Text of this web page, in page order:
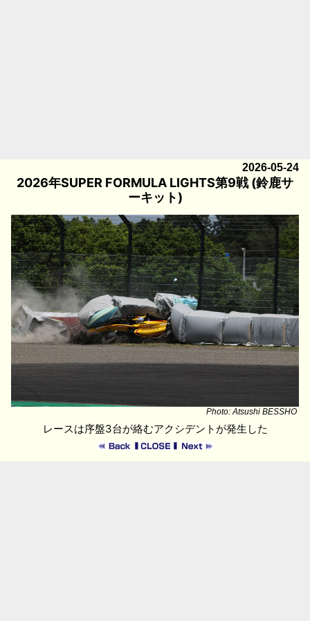
2026-05-24
2026年SUPER FORMULA LIGHTS第9戦 (鈴鹿サ
ーキット)
Photo: Atsushi BESSHO
レースは序盤3台が絡むアクシデントが発生した